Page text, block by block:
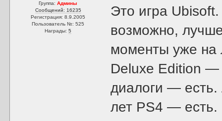
Группа:Админы
Сообщений: 16235
Регистрация: 8.9.2005
Пользователь №: 525
Награды:5
Это игра
возможно,
моменты уже на
Deluxe Edition
диалоги —
лет PS4 — есть.